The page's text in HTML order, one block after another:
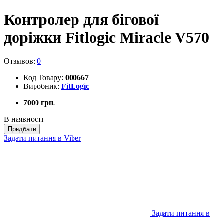
Контролер для бігової
доріжки Fitlogic Miracle V570
Отзывов: 0
Код Товару: 000667
Виробник: FitLogic
7000 грн.
В наявності
Придбати
Задати питання в Viber
Задати питання в